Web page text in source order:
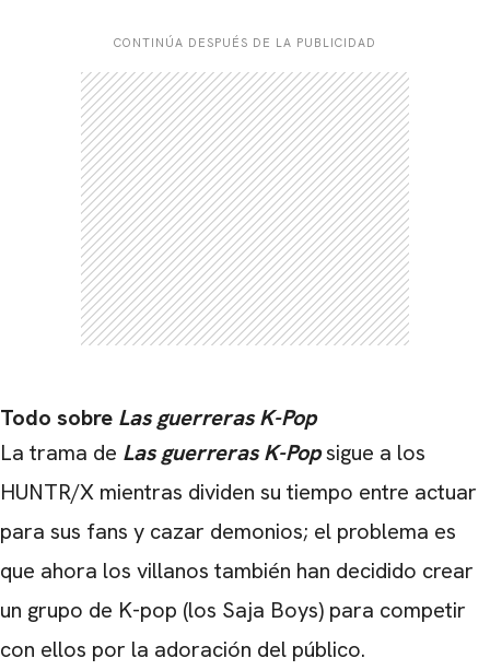
CONTINÚA DESPUÉS DE LA PUBLICIDAD
Todo sobre Las guerreras K-Pop
La trama de Las guerreras K-Popsigue a los
HUNTR/X mientras dividen su tiempo entre actuar
para sus fans y cazar demonios; el problema es
que ahora los villanos también han decidido crear
un grupo de K-pop (los Saja Boys) para competir
con ellos por la adoración del público.